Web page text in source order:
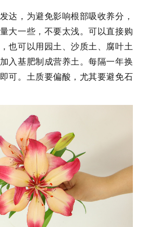
达，为避免影响根部吸收养分，
大一些，不要太浅。可以直接购
也可以用园土、沙质土、腐叶土
入基肥制成营养土。每隔一年换
可。土质要偏酸，尤其要避免石